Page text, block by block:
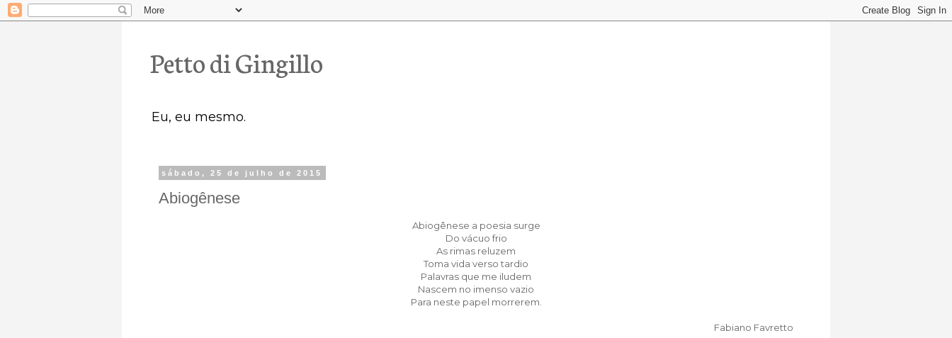
Petto di Gingillo
Eu, eu mesmo.
sábado, 25 de julho de 2015
Abiogênese
Abiogênese a poesia surge
Do vácuo frio
As rimas reluzem
Toma vida verso tardio
Palavras que me iludem
Nascem no imenso vazio
Para neste papel morrerem.
Fabiano Favretto